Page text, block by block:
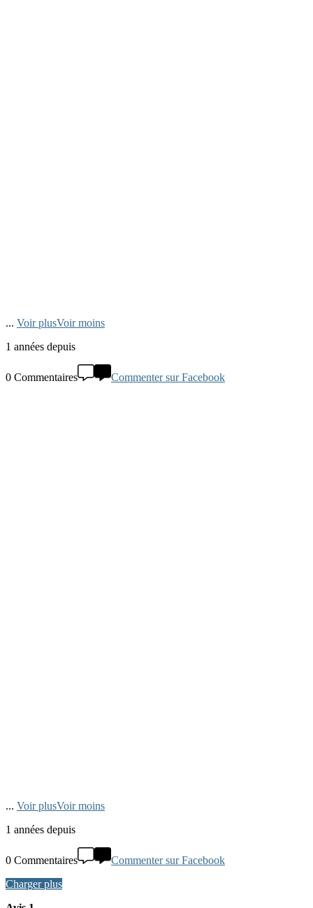
... Voir plusVoir moins
1 années depuis
0 Commentaires Commenter sur Facebook
... Voir plusVoir moins
1 années depuis
0 Commentaires
Commenter sur Facebook
Charger plus